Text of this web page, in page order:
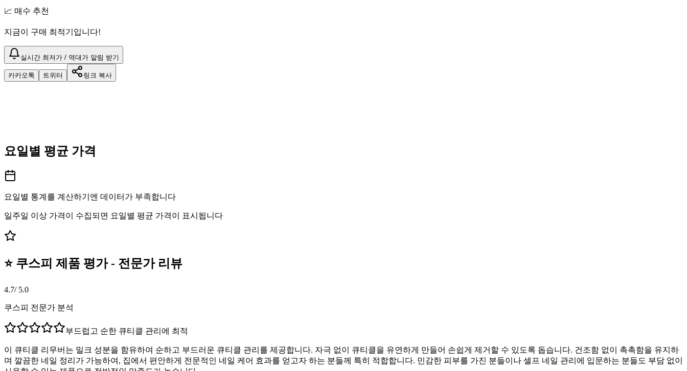
📈 매수 추천
지금이 구매 최적기입니다!
실시간 최저가 / 역대가 알림 받기
카카오톡 트위터 링크 복사
요일별 평균 가격
요일별 통계를 계산하기엔 데이터가 부족합니다
일주일 이상 가격이 수집되면 요일별 평균 가격이 표시됩니다
⭐ 쿠스피 제품 평가 - 전문가 리뷰
4.7/ 5.0
쿠스피 전문가 분석
부드럽고 순한 큐티클 관리에 최적
이 큐티클 리무버는 밀크 성분을 함유하여 순하고 부드러운 큐티클 관리를 제공합니다. 자극 없이 큐티클을 유연하게 만들어 손쉽게 제거할 수 있도록 돕습니다. 건조함 없이 촉촉함을 유지하
며 깔끔한 네일 정리가 가능하여, 집에서 편안하게 전문적인 네일 케어 효과를 얻고자 하는 분들께 특히 적합합니다. 민감한 피부를 가진 분들이나 셀프 네일 관리에 입문하는 분들도 부담 없이